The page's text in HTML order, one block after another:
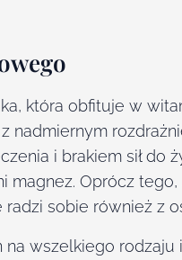
która obfituje w
nadmiernym
i brakiem sił do
magnez. Oprócz
sobie również z
wszelkiego rodzaju